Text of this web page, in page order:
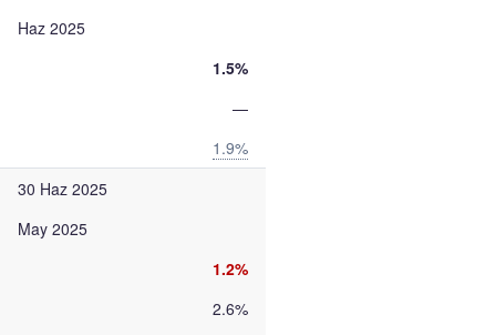
Haz 2025
1.5%
—
1.9%
30 Haz 2025
May 2025
1.2%
2.6%